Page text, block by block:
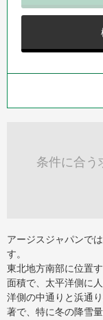
条件に合う
アージスジャパンで
す。
東北地方南部に位置
面積で、太平洋側に
洋側の中通りと浜通
著で、特に冬の降雪